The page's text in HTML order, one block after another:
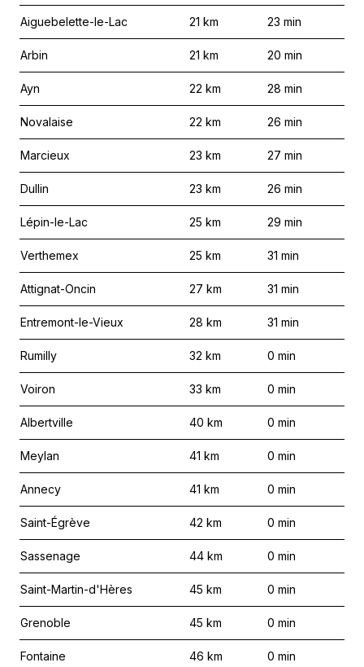
Aiguebelette-le-Lac 21 km 23 min
Arbin 21 km 20 min
Ayn 22 km 28 min
Novalaise 22 km 26 min
Marcieux 23 km 27 min
Dullin 23 km 26 min
Lépin-le-Lac 25 km 29 min
Verthemex 25 km 31 min
Attignat-Oncin 27 km 31 min
Entremont-le-Vieux 28 km 31 min
Rumilly 32 km 0 min
Voiron 33 km 0 min
Albertville 40 km 0 min
Meylan 41 km 0 min
Annecy 41 km 0 min
Saint-Égrève 42 km 0 min
Sassenage 44 km 0 min
Saint-Martin-d'Hères 45 km 0 min
Grenoble 45 km 0 min
Fontaine 46 km 0 min